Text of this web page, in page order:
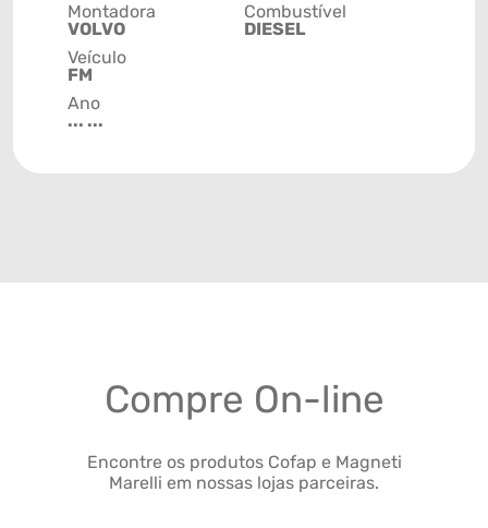
Montadora
VOLVO
Veículo
FM
Ano
... ...
Combustível
DIESEL
Compre On-line
Encontre os produtos Cofap e Magneti
Marelli em nossas lojas parceiras.